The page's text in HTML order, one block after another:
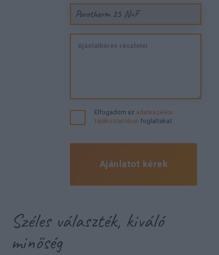
Porotherm 25 N+F
Elfogadom az adatkezelési
tájékoztatóban foglaltakat
Ajánlatot kérek
Széles választék, kiváló
minőség